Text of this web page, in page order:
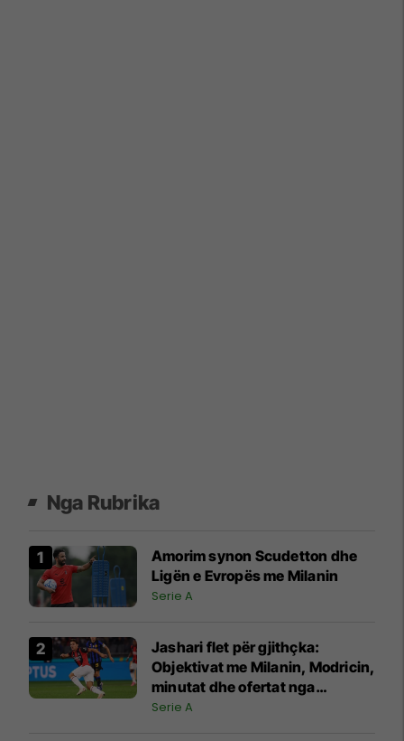
Nga Rubrika
Amorim synon Scudetton dhe
Ligën e Evropës me Milanin
Serie A
Jashari flet për gjithçka:
Objektivat me Milanin, Modricin,
minutat dhe ofertat nga
Juventusi e Atalanta
Serie A